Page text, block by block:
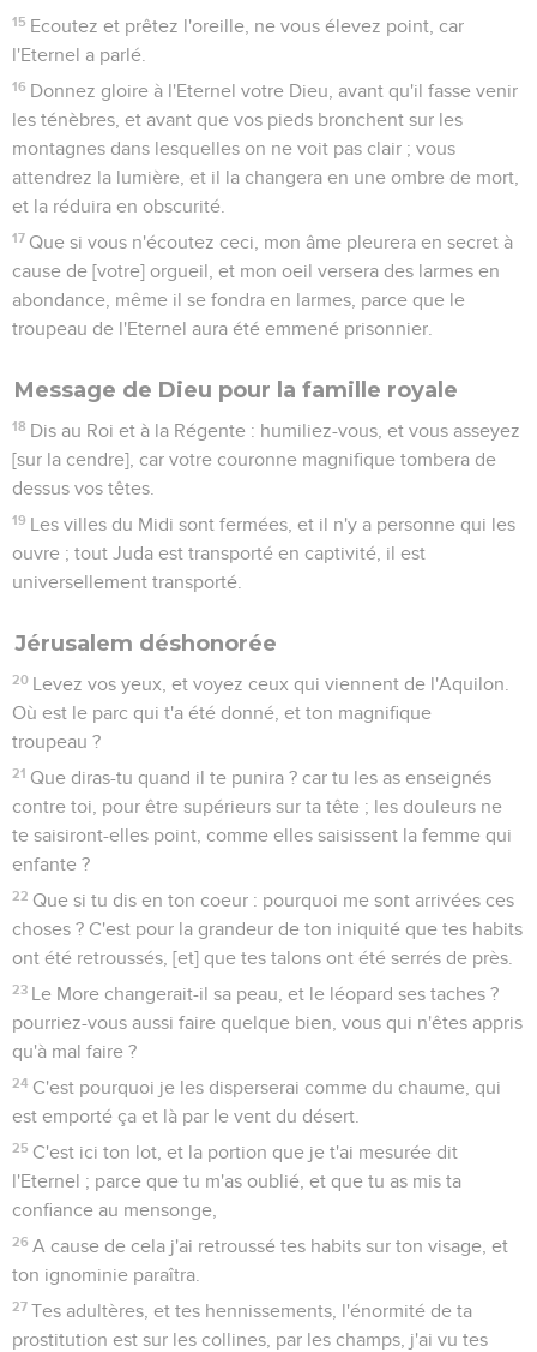
15 Ecoutez et prêtez l'oreille, ne vous élevez point, car
l'Eternel a parlé.
16 Donnez gloire à l'Eternel votre Dieu, avant qu'il fasse venir
les ténèbres, et avant que vos pieds bronchent sur les
montagnes dans lesquelles on ne voit pas clair ; vous
attendrez la lumière, et il la changera en une ombre de mort,
et la réduira en obscurité.
17 Que si vous n'écoutez ceci, mon âme pleurera en secret à
cause de [votre] orgueil, et mon oeil versera des larmes en
abondance, même il se fondra en larmes, parce que le
troupeau de l'Eternel aura été emmené prisonnier.
Message de Dieu pour la famille royale
18 Dis au Roi et à la Régente : humiliez-vous, et vous asseyez
[sur la cendre], car votre couronne magnifique tombera de
dessus vos têtes.
19 Les villes du Midi sont fermées, et il n'y a personne qui les
ouvre ; tout Juda est transporté en captivité, il est
universellement transporté.
Jérusalem déshonorée
20 Levez vos yeux, et voyez ceux qui viennent de l'Aquilon.
Où est le parc qui t'a été donné, et ton magnifique
troupeau ?
21 Que diras-tu quand il te punira ? car tu les as enseignés
contre toi, pour être supérieurs sur ta tête ; les douleurs ne
te saisiront-elles point, comme elles saisissent la femme qui
enfante ?
22 Que si tu dis en ton coeur : pourquoi me sont arrivées ces
choses ? C'est pour la grandeur de ton iniquité que tes habits
ont été retroussés, [et] que tes talons ont été serrés de près.
23 Le More changerait-il sa peau, et le léopard ses taches ?
pourriez-vous aussi faire quelque bien, vous qui n'êtes appris
qu'à mal faire ?
24 C'est pourquoi je les disperserai comme du chaume, qui
est emporté ça et là par le vent du désert.
25 C'est ici ton lot, et la portion que je t'ai mesurée dit
l'Eternel ; parce que tu m'as oublié, et que tu as mis ta
confiance au mensonge,
26 A cause de cela j'ai retroussé tes habits sur ton visage, et
ton ignominie paraîtra.
27 Tes adultères, et tes hennissements, l'énormité de ta
prostitution est sur les collines, par les champs, j'ai vu tes